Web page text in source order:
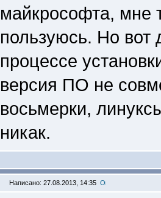
майкрософта, мне
пользуюсь. Но вот
процессе
версия ПО не
восьмерки,
никак.
Написано: 27.08.2013, 14:35